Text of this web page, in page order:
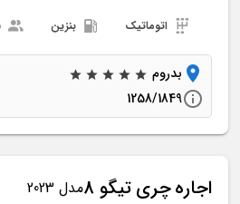
اتوماتیک بنزین
بدروم
1258/1849
اجارهچریتیگو 8 مدل 2023